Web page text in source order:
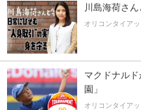
川島海荷さ
オリコンタイア
マクドナル
園」
オリコンタイア